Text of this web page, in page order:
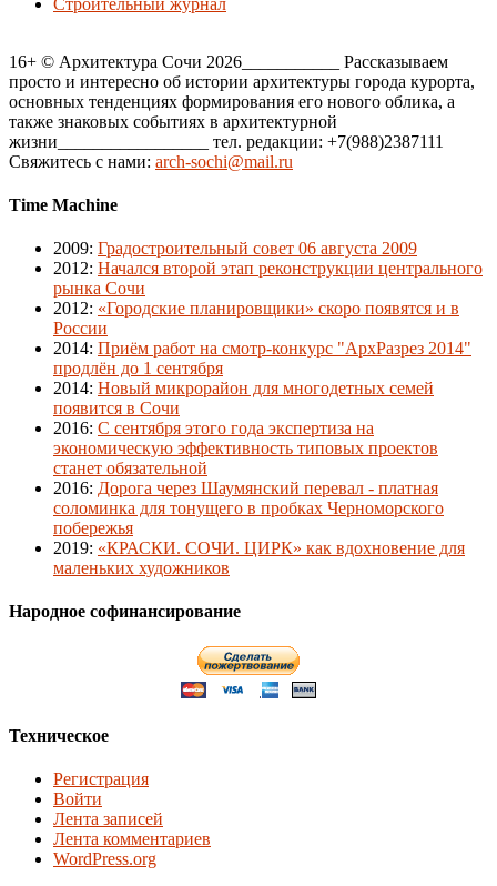
16+ © Архитектура Сочи 2026___________ Рассказываем
просто и интересно об истории архитектуры города курорта,
основных тенденциях формирования его нового облика, а
также знаковых событиях в архитектурной
жизни_________________ тел. редакции: +7(988)2387111
Свяжитесь с нами: arch-sochi@mail.ru
Time Machine
2009: Градостроительный совет 06 августа 2009
2012: Начался второй этап реконструкции центрального
рынка Сочи
2012: «Городские планировщики» скоро появятся и в
России
2014: Приём работ на смотр-конкурс "АрхРазрез 2014"
продлён до 1 сентября
2014: Новый микрорайон для многодетных семей
появится в Сочи
2016: С сентября этого года экспертиза на
экономическую эффективность типовых проектов
станет обязательной
2016: Дорога через Шаумянский перевал - платная
соломинка для тонущего в пробках Черноморского
побережья
2019: «КРАСКИ. СОЧИ. ЦИРК» как вдохновение для
маленьких художников
Народное софинансирование
Техническое
Регистрация
Войти
Лента записей
Лента комментариев
WordPress.org